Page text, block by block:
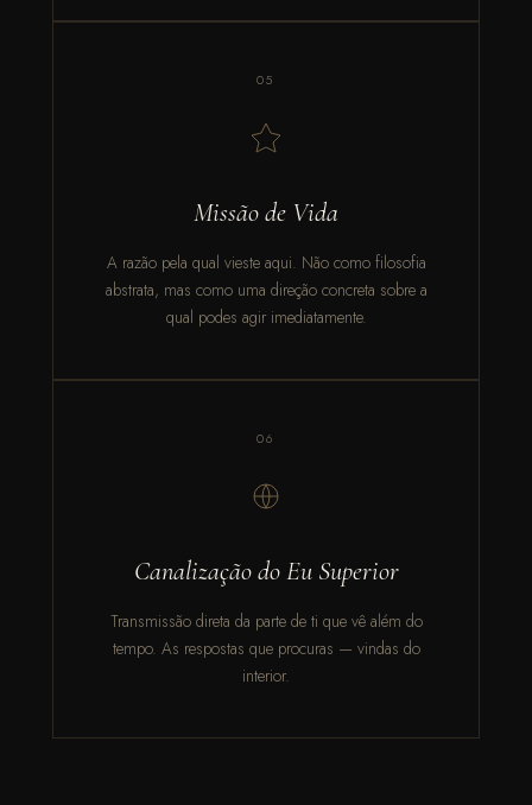
05
Missão de Vida
A razão pela qual vieste aqui. Não como filosofia
abstrata, mas como uma direção concreta sobre a
qual podes agir imediatamente.
06
Canalização do Eu Superior
Transmissão direta da parte de ti que vê além do
tempo. As respostas que procuras — vindas do
interior.